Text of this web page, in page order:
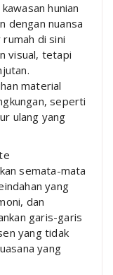
hunian
dengan nuansa
di sini
visual, tetapi
material
seperti
ulang yang
semata-mata
yang
dan
garis-garis
yang tidak
yang